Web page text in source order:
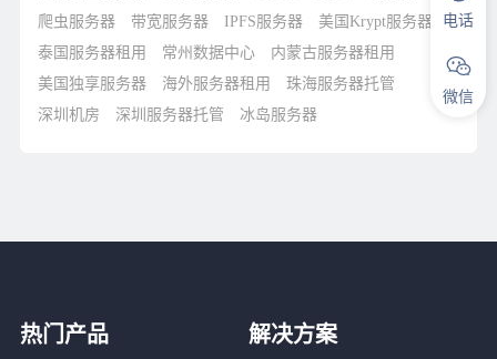
爬虫服务器
带宽服务器 IPFS服务器
美国Krypt服务器
泰国服务器租用
常州数据中心
内蒙古服务器租用
美国独享服务器
海外服务器租用
珠海服务器托管
深圳机房
深圳服务器托管 冰岛服务器
热门产品 解决方案
电话
微信